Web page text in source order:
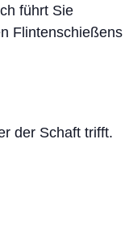
führt Sie
Flintenschießens
der Schaft trifft.